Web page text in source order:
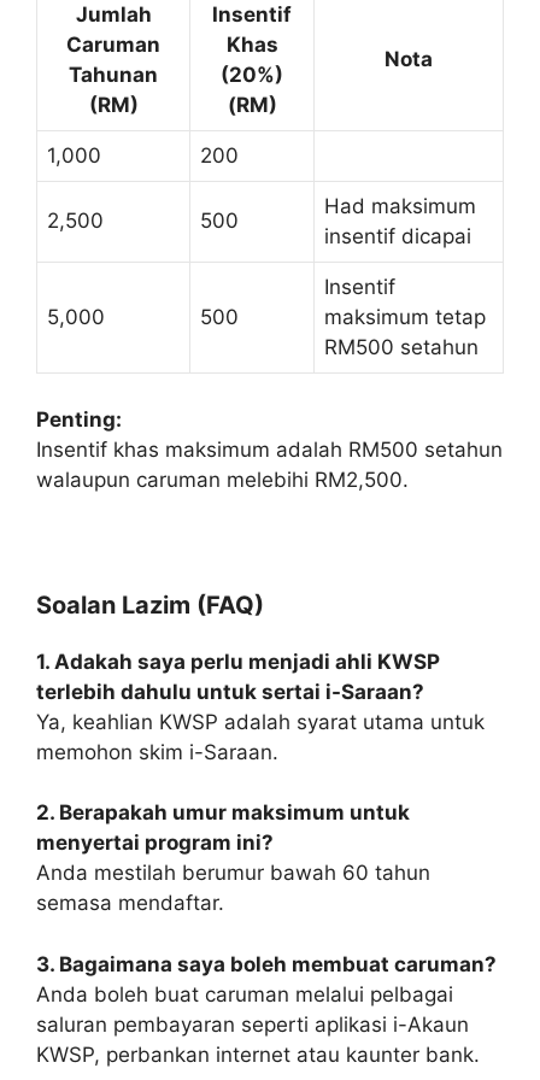
Jumlah
Caruman
Tahunan
(RM)
Insentif
Khas
(20%)
(RM)
Nota
1,000 200
2,500 500
Had maksimum
insentif dicapai
5,000 500
Insentif
maksimum tetap
RM500 setahun
Penting:
Insentif khas maksimum adalah RM500 setahun
walaupun caruman melebihi RM2,500.
Soalan Lazim (FAQ)
1. Adakah saya perlu menjadi ahli KWSP
terlebih dahulu untuk sertai i-Saraan?
Ya, keahlian KWSP adalah syarat utama untuk
memohon skim i-Saraan.
2. Berapakah umur maksimum untuk
menyertai program ini?
Anda mestilah berumur bawah 60 tahun
semasa mendaftar.
3. Bagaimana saya boleh membuat caruman?
Anda boleh buat caruman melalui pelbagai
saluran pembayaran seperti aplikasi i-Akaun
KWSP, perbankan internet atau kaunter bank.